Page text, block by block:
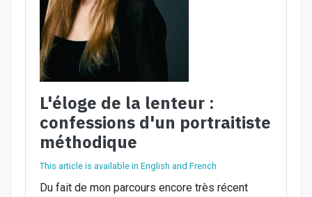
L'éloge de la lenteur :
confessions d'un portraitiste
méthodique
This article is available in English and French
Du fait de mon parcours encore très récent